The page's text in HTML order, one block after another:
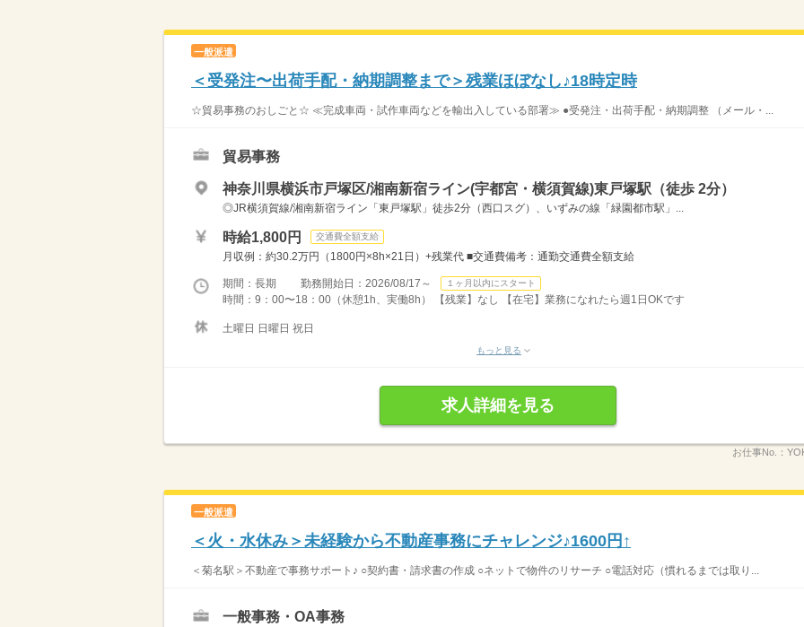
一般派遣
＜受発注〜出荷手配・納期調整まで＞残業ほぼなし♪18時定時
☆貿易事務のおしごと☆ ≪完成車両・試作車両などを輸出入している部署≫ ●受発注・出荷手配・納期調整 （メール・...
貿易事務
神奈川県横浜市戸塚区/湘南新宿ライン(宇都宮・横須賀線)東戸塚駅（徒歩 2分）
◎JR横須賀線/湘南新宿ライン「東戸塚駅」徒歩2分（西口スグ）、いずみの線「緑園都市駅」...
時給1,800円 交通費全額支給
月収例：約30.2万円（1800円×8h×21日）+残業代 ■交通費備考：通勤交通費全額支給
期間：長期 勤務開始日：2026/08/17～ １ヶ月以内にスタート
時間：9：00〜18：00（休憩1h、実働8h） 【残業】なし 【在宅】業務になれたら週1日OKです
土曜日 日曜日 祝日
もっと見る
求人詳細を見る
お仕事No.：
一般派遣
＜火・水休み＞未経験から不動産事務にチャレンジ♪1600円↑
＜菊名駅＞不動産で事務サポート♪ ○契約書・請求書の作成 ○ネットで物件のリサーチ ○電話対応（慣れるまでは取り...
一般事務・OA事務